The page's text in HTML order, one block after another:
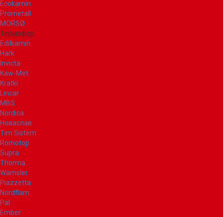
Ecokamin
Prometall
MORSØ
Термофор
Edilkamin
Hark
Invicta
Kaw-Met
Kratki
Lincar
MBS
Nordica
Новаслав
Tim Sistem
Romotop
Supra
Thorma
Wamsler
Piazzetta
Nordflam
Pal
Ember